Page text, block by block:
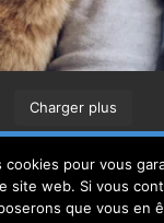
Charger plus
cookies pour vous
site web. Si vous
que vous en